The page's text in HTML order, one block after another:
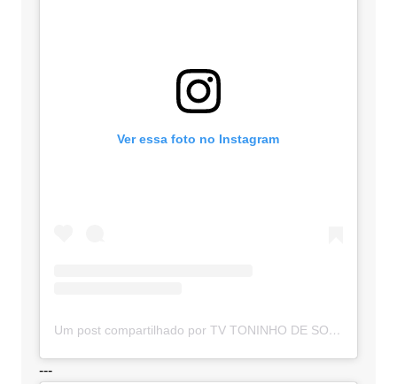
Ver essa foto no Instagram
Um post compartilhado por TV TONINHO DE SOUZA (@toninhodesouzamt)
---